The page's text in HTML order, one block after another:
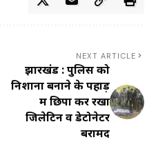
NEXT ARTICLE
झारखंड : पुलिस को
निशाना बनाने के पहाड़
में छिपा कर रखा
जिलेटिन व डेटोनेटर
बरामद